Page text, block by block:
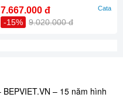
7.667.000 đ
-15% 9.020.000 đ
Cata
– 15 năm hình